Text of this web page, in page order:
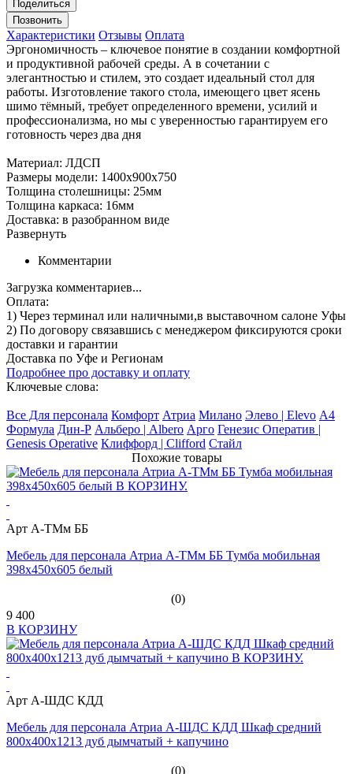
Поделиться
Позвонить
Характеристики Отзывы Оплата
Эргономичность – ключевое понятие в создании комфортной
и продуктивной рабочей среды. А в сочетании с
элегантностью и стилем, это создает идеальный стол для
работы. Изготовление такого стола, имеющего цвет ясень
шимо тёмный, требует определенного времени, усилий и
профессионализма, но мы с уверенностью гарантируем его
готовность через два дня
Материал: ЛДСП
Размеры модели: 1400х900х750
Толщина столешницы: 25мм
Толщина каркаса: 16мм
Доставка: в разобранном виде
Развернуть
Комментарии
Загрузка комментариев...
Оплата:
1) Через терминал или наличными,в выставочном салоне Уфы
2) По договору связавшись с менеджером фиксируются сроки
доставки и гарантии
Доставка по Уфе и Регионам
Подробнее про доставку и оплату
Ключевые слова:
Все Для персонала Комфорт Атриа Милано Элево | Elevo А4
Формула Дин-Р Альберо | Albero Арго Генезис Оператив |
Genesis Operative Клиффорд | Clifford Стайл
Похожие товары
Арт А-ТМм ББ
Мебель для персонала Атриа А-ТМм ББ Тумба мобильная
398х450х605 белый
(0)
9 400
В КОРЗИНУ
Арт А-ШДС КДД
Мебель для персонала Атриа А-ШДС КДД Шкаф средний
800х400х1213 дуб дымчатый + капучино
(0)